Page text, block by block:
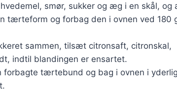
smør, sukker og æg i en skål,
tærteform og forbag den i ovnen ved 180
sammen, tilsæt citronsaft, citronskal,
indtil blandingen er ensartet.
tærtebund og bag i ovnen i